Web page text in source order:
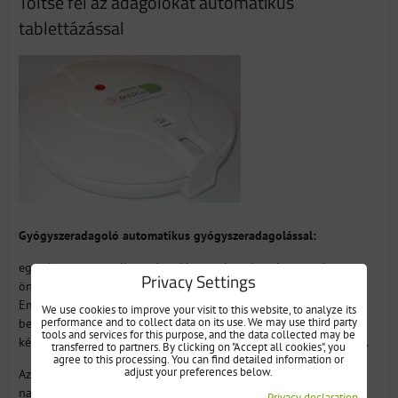
tablettázással
Gyógyszeradagoló automatikus gyógyszeradagolással:
egy olyan automatikus adagolót tartalmazó eszköz, amely
önállóan kiszolgálja a beteget egy adott időben a betegnek.
Ennek az eszköznek az aktív együttműködését feltételezi akár a
beteg, akár leggyakrabban szerettei, akik mindig feltöltik a
készüléket a szükséges gyógyszerekkel (leggyakrabban 7 napig).
Az automatikus gyógyszeradagoló rendkívül hatékony eszköz
nagy számú gyógyszert szedő idős betegek számára, Alzheimer-
Privacy Settings
We use cookies to improve your visit to this website, to analyze its
performance and to collect data on its use. We may use third party
tools and services for this purpose, and the data collected may be
transferred to partners. By clicking on "Accept all cookies", you
agree to this processing. You can find detailed information or
adjust your preferences below.